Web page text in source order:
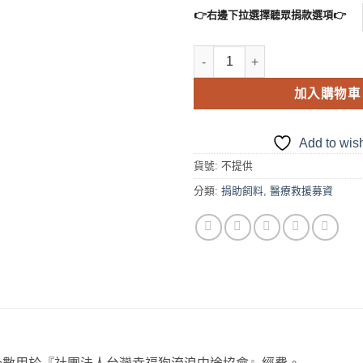
👉右邊下拉選擇聽眾捐款選項👉
加入購物車
Add to
貨號: 不提供
分類: 捐助飼料, 醫療救援募資